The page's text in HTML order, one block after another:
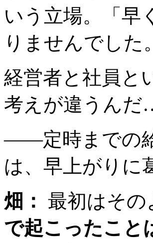
いう立場。「早
りませんでした。
経営者と社員と
考えが違うんだ
――定時までの
は、早上がりに
畑： 最初はそ
で起こったこと